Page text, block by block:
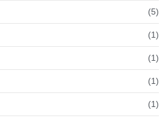
(5)
(1)
(1)
(1)
(1)